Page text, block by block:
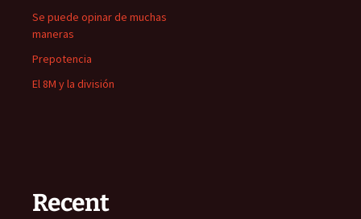
Se puede opinar de muchas
maneras
Prepotencia
El 8M y la división
Recent